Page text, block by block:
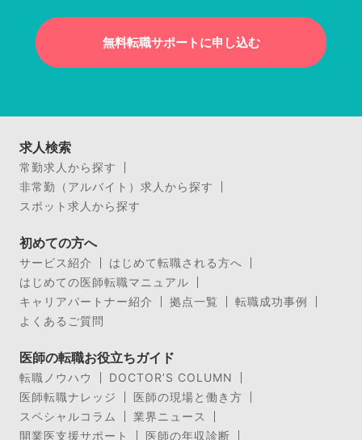
無料転職サポートに申し込む
求人検索
常勤求人から探す
非常勤（アルバイト）求人から探す
スポット求人から探す
初めての方へ
サービス紹介
はじめて転職される方へ
はじめての医師転職マニュアル
キャリアパートナー紹介
拠点一覧
転職成功事例
よくあるご質問
医師の転職お役立ちガイド
転職ノウハウ
DOCTOR’S COLUMN
医師転職ナレッジ
医師の現場と働き方
スペシャルコラム
業界ニュース
開業医支援サポート
医師の年収診断